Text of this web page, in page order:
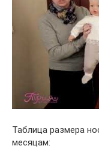
Таблица размера
месяцам: